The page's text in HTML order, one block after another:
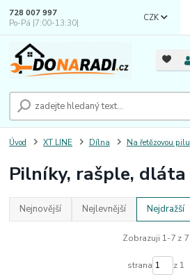
CZK
728 007 997
Po-Pá |7:00-13:30|
Úvod XT LINE Dílna Na řetězovou pilu
Pilníky, rašple, dláta
Nejnovější Nejlevnější Nejdražší
Zobrazuji 1-7 z 7
strana z 1